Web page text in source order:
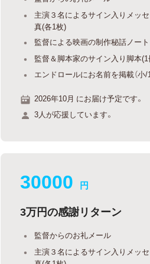
主演３名によるサイン入りメッ
真(各1枚)
監督による映画の制作秘話ノート
監督＆脚本家のサイン入り脚本
エンドロールにお名前を掲載（小/1
2026年10月 にお届け予定です。
3人が応援しています。
30000 円
3万円の感謝リターン
監督からのお礼メール
主演３名によるサイン入りメッ